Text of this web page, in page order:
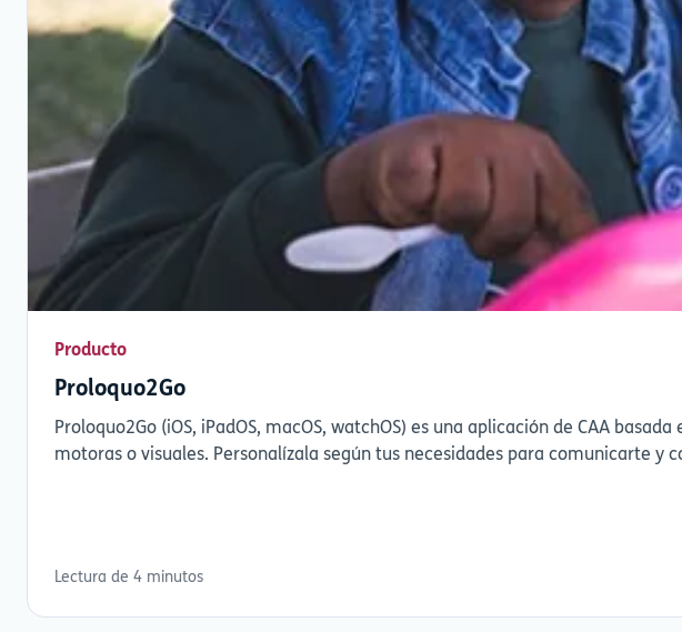
Producto
Proloquo2Go
Proloquo2Go (iOS, iPadOS, macOS, watchOS) es una aplicación de CAA
motoras o visuales. Personalízala según tus necesidades para comunicarte
Lectura de 4 minutos